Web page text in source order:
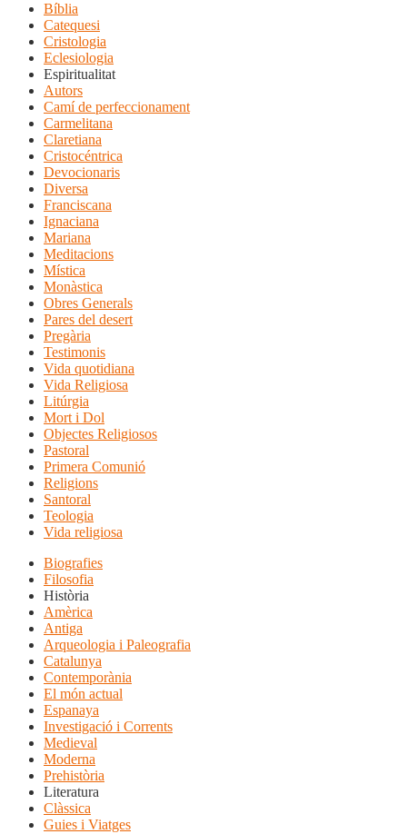
Bíblia
Catequesi
Cristologia
Eclesiologia
Espiritualitat
Autors
Camí de perfeccionament
Carmelitana
Claretiana
Cristocéntrica
Devocionaris
Diversa
Franciscana
Ignaciana
Mariana
Meditacions
Mística
Monàstica
Obres Generals
Pares del desert
Pregària
Testimonis
Vida quotidiana
Vida Religiosa
Litúrgia
Mort i Dol
Objectes Religiosos
Pastoral
Primera Comunió
Religions
Santoral
Teologia
Vida religiosa
Biografies
Filosofia
Història
Amèrica
Antiga
Arqueologia i Paleografia
Catalunya
Contemporània
El món actual
Espanaya
Investigació i Corrents
Medieval
Moderna
Prehistòria
Literatura
Clàssica
Guies i Viatges